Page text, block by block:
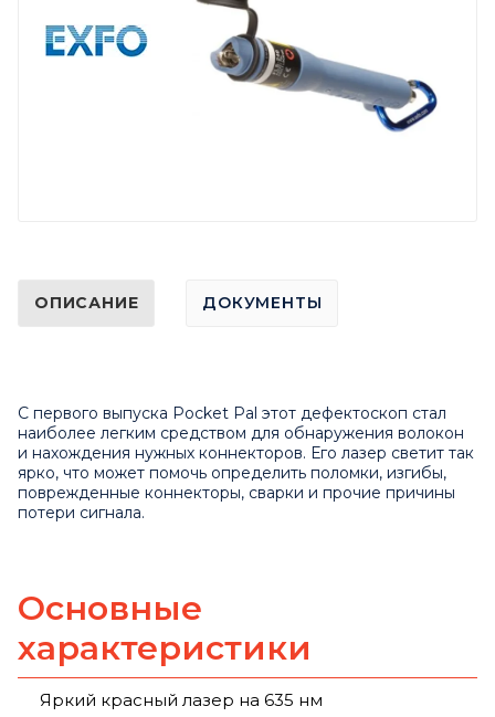
ОПИСАНИЕ ДОКУМЕНТЫ
С первого выпуска Pocket Pal этот дефектоскоп стал
наиболее легким средством для обнаружения волокон
и нахождения нужных коннекторов. Его лазер светит так
ярко, что может помочь определить поломки, изгибы,
поврежденные коннекторы, сварки и прочие причины
потери сигнала.
Основные
характеристики
Яркий красный лазер на 635 нм